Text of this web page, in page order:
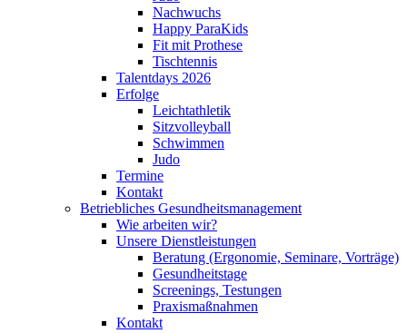
Nachwuchs
Happy ParaKids
Fit mit Prothese
Tischtennis
Talentdays 2026
Erfolge
Leichtathletik
Sitzvolleyball
Schwimmen
Judo
Termine
Kontakt
Betriebliches Gesundheits­management
Wie arbeiten wir?
Unsere Dienstleistungen
Beratung (Ergonomie, Seminare, Vorträge)
Gesundheitstage
Screenings, Testungen
Praxismaßnahmen
Kontakt